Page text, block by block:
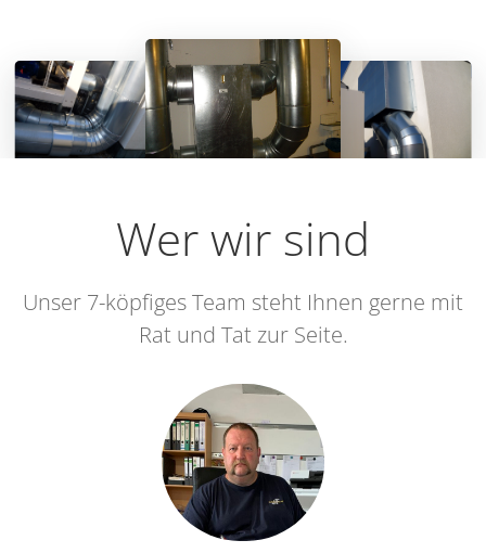
Wer wir sind
Unser 7-köpfiges Team steht Ihnen gerne mit
Rat und Tat zur Seite.